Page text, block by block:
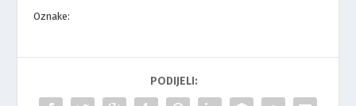
Oznake:
PODIJELI: